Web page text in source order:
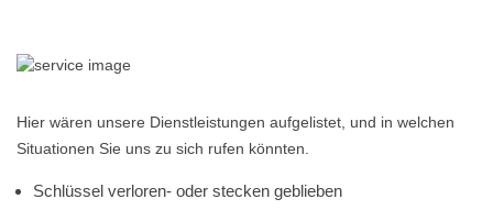
Hier wären unsere Dienstleistungen aufgelistet, und in welchen
Situationen Sie uns zu sich rufen könnten.
Schlüssel verloren- oder stecken geblieben